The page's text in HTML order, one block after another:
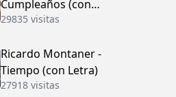
Cumpleaños (con
Letra)
29835 visitas
Ricardo Montaner -
Tiempo (con Letra)
27918 visitas